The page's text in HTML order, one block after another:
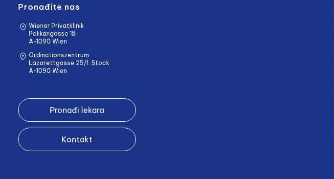
Pronađite nas
Wiener Privatklinik
Pelikangasse 15
A-1090 Wien
Ordinationszentrum
Lazarettgasse 25/1. Stock
A-1090 Wien
Pronađi lekara
Kontakt